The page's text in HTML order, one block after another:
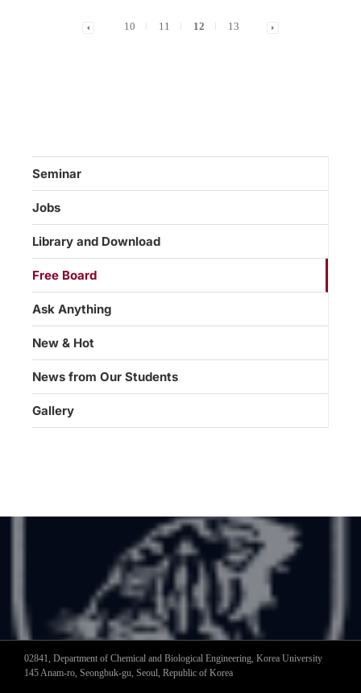
10 11 12 13
Seminar
Jobs
Library and Download
Free Board
Ask Anything
New & Hot
News from Our Students
Gallery
02841, Department of Chemical and Biological Engineering, Korea University
145 Anam-ro, Seongbuk-gu, Seoul, Republic of Korea